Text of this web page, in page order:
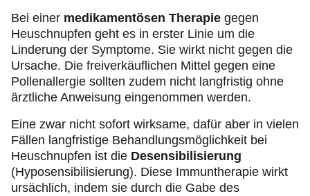
Bei einer medikamentösen Therapie gegen
Heuschnupfen geht es in erster Linie um die
Linderung der Symptome. Sie wirkt nicht gegen die
Ursache. Die freiverkäuflichen Mittel gegen eine
Pollenallergie sollten zudem nicht langfristig ohne
ärztliche Anweisung eingenommen werden.
Eine zwar nicht sofort wirksame, dafür aber in vielen
Fällen langfristige Behandlungsmöglichkeit bei
Heuschnupfen ist die Desensibilisierung
(Hyposensibilisierung). Diese Immuntherapie wirkt
ursächlich, indem sie durch die Gabe des